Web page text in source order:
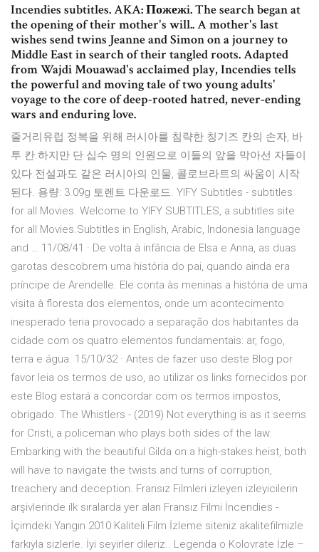
Incendies subtitles. AKA: Пожежi. The search began at
the opening of their mother's will.. A mother's last
wishes send twins Jeanne and Simon on a journey to
Middle East in search of their tangled roots. Adapted
from Wajdi Mouawad's acclaimed play, Incendies tells
the powerful and moving tale of two young adults'
voyage to the core of deep-rooted hatred, never-ending
wars and enduring love.
줄거리유럽 정복을 위해 러시아를 침략한 칭기즈 칸의 손자, 바
투 칸.하지만 단 십수 명의 인원으로 이들의 앞을 막아선 자들이
있다.전설과도 같은 러시아의 인물, 콜로브라트의 싸움이 시작
된다. 용량: 3.09g 토렌트 다운로드. YIFY Subtitles - subtitles
for all Movies. Welcome to YIFY SUBTITLES, a subtitles site
for all Movies.Subtitles in English, Arabic, Indonesia language
and … 11/08/41 · De volta à infância de Elsa e Anna, as duas
garotas descobrem uma história do pai, quando ainda era
príncipe de Arendelle. Ele conta às meninas a história de uma
visita à floresta dos elementos, onde um acontecimento
inesperado teria provocado a separação dos habitantes da
cidade com os quatro elementos fundamentais: ar, fogo,
terra e água. 15/10/32 · Antes de fazer uso deste Blog por
favor leia os termos de uso, ao utilizar os links fornecidos por
este Blog estará a concordar com os termos impostos,
obrigado. The Whistlers - (2019) Not everything is as it seems
for Cristi, a policeman who plays both sides of the law.
Embarking with the beautiful Gilda on a high-stakes heist, both
will have to navigate the twists and turns of corruption,
treachery and deception. Fransız Filmleri izleyen izleyicilerin
arşivlerinde ilk sıralarda yer alan Fransız Filmi İncendies -
İçimdeki Yangın 2010 Kaliteli Film İzleme siteniz akalitefilmizle
farkıyla sizlerle. İyi seyirler dileriz.. Legenda o Kolovrate İzle –